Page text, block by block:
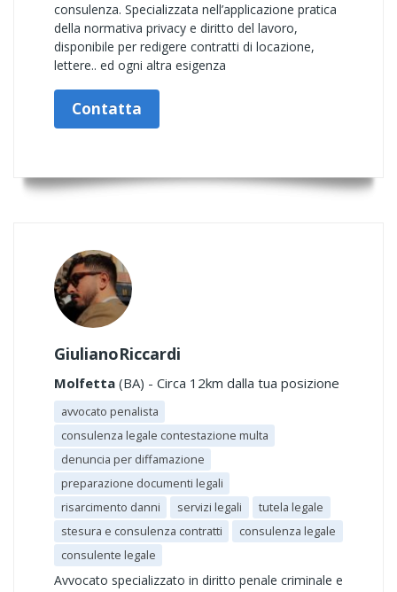
consulenza. Specializzata nell’applicazione pratica
della normativa privacy e diritto del lavoro,
disponibile per redigere contratti di locazione,
lettere.. ed ogni altra esigenza
Contatta
GiulianoRiccardi
Molfetta (BA) - Circa 12km dalla tua posizione
avvocato penalista
consulenza legale contestazione multa
denuncia per diffamazione
preparazione documenti legali
risarcimento danni
servizi legali
tutela legale
stesura e consulenza contratti
consulenza legale
consulente legale
Avvocato specializzato in diritto penale criminale e